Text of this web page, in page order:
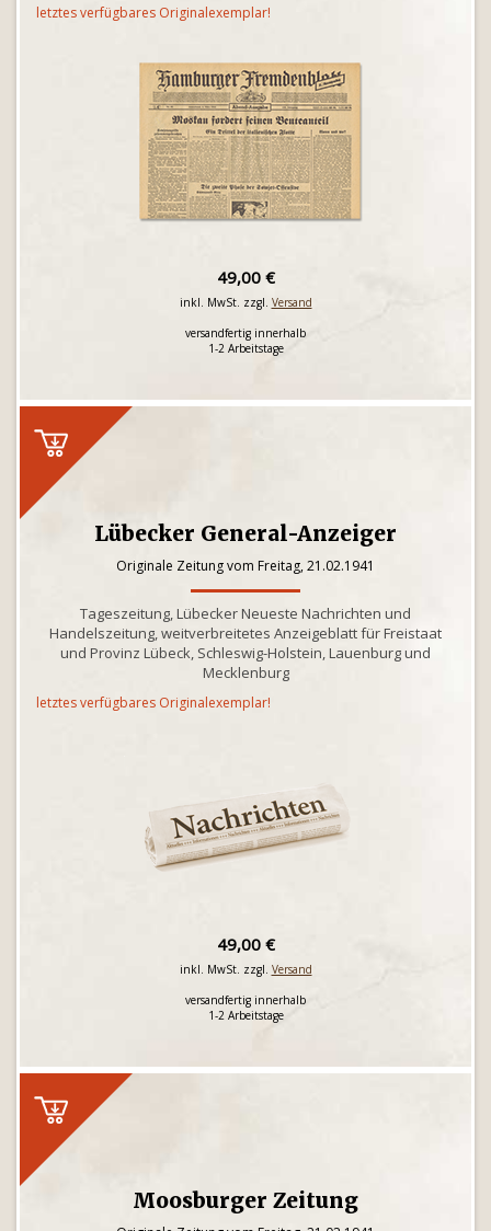
letztes verfügbares Originalexemplar!
49,00 €
inkl. MwSt. zzgl. Versand
versandfertig innerhalb
1-2 Arbeitstage
Lübecker General-Anzeiger
Originale Zeitung vom Freitag, 21.02.1941
Tageszeitung, Lübecker Neueste Nachrichten und
Handelszeitung, weitverbreitetes Anzeigeblatt für Freistaat
und Provinz Lübeck, Schleswig-Holstein, Lauenburg und
Mecklenburg
letztes verfügbares Originalexemplar!
49,00 €
inkl. MwSt. zzgl. Versand
versandfertig innerhalb
1-2 Arbeitstage
Moosburger Zeitung